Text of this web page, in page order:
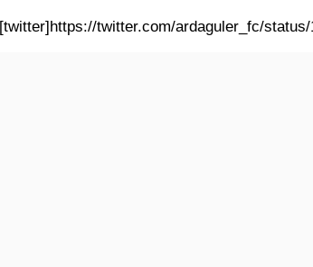
[twitter]https://twitter.com/ardaguler_fc/status/